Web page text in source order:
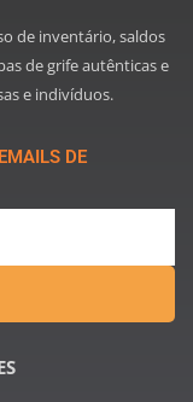
de inventário, saldos
de grife autênticas e
e indivíduos.
DE